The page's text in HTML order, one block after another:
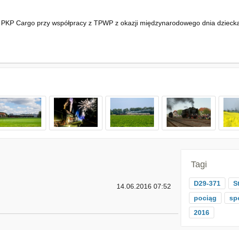
Cargo przy współpracy z TPWP z okazji międzynarodowego dnia
14.06.2016 07:52
Tagi
D29-371
pociąg
2016